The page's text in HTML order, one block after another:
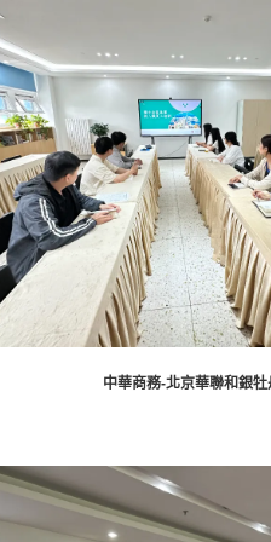
中華商務-北京華聯和銀牡